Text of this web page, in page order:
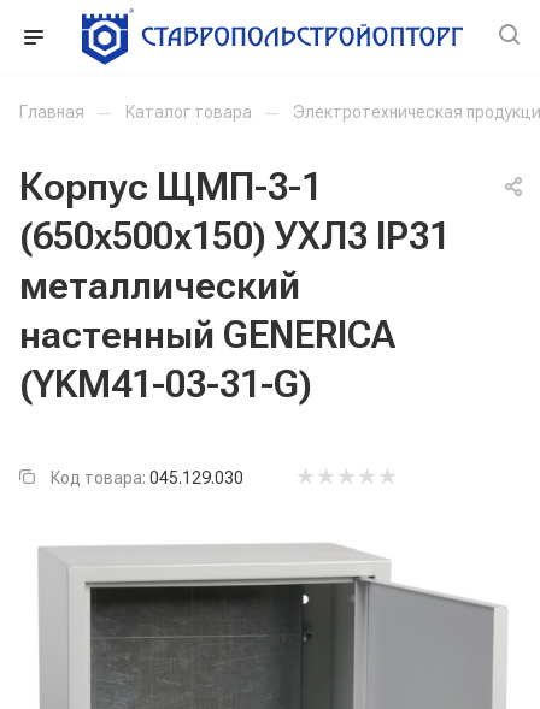
Главная — Каталог товара — Электротехническая
Корпус ЩМП-3-1
(650х500х150) УХЛ3 IP31
металлический
настенный GENERICA
(YKM41-03-31-G)
Код товара: 045.129.030